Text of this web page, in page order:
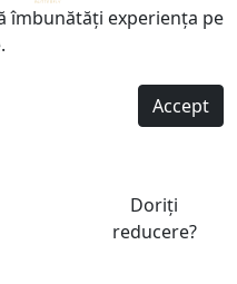
îmbunătăți experiența pe
Accept
Doriți
reducere?